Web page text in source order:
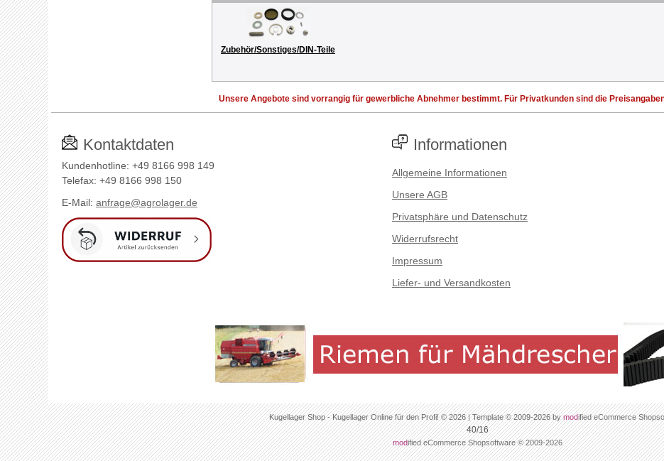
Zubehör/Sonstiges/DIN-Teile
Unsere Angebote sind vorrangig für gewerbliche Abnehmer bestimmt. Für Privatkunden sind die
Kontaktdaten
Kundenhotline: +49 8166 998 149
Telefax: +49 8166 998 150
E-Mail: anfrage@agrolager.de
Informationen
Allgemeine Informationen
Unsere AGB
Privatsphäre und Datenschutz
Widerrufsrecht
Impressum
Liefer- und Versandkosten
Kugellager Shop - Kugellager Online für den Profi! © 2026 | Template © 2009-2026 bymodified eCommerce
40/16
modified eCommerce Shopsoftware © 2009-2026